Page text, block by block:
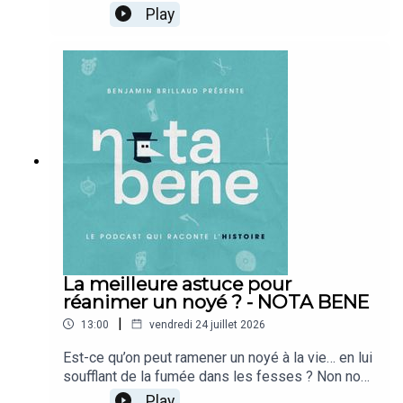
WORLD Radio, “Kim Bu-sik, auteur du « Samguk
Les Coréens dans l'histoire, KBSworld, 4 août
2011.- Choe Yeonshik (aut.), Yannick Bruneton
(trad.), Samguk yusa (三國遺事) : Histoires
oubliées des Trois Royaumes, Presses de
l’Inalco, 2020.- Maria Anna Dudek, “Au panthéon
folklorique coréen”, in : Planete-coree.com, 31
juillet 2022.- Hye-Gyeong Kim, “Voyage dans
l’imaginaire coréen. Légendes, mythes et contes
de Corée”, in : Impressions d’Extrême-Orient [En
ligne], 02 février 2010.- P'Ansori (aut.), Yumi Han &
Hervé Péjaudier (trad.), Sugungga. Le dit du palais
sous les mers, Imago, 2012.- Julien Paolucci,
“Sugungga” in : Keulmadang, Revue de littérature
coréenne, 27 mai 2012.- KBS WORLD Radio, série
“Il était une fois” : Le roi aux oreilles d’âne, Le
le kaki séché, mai-juin 2022.- Chaîne NariNariTV,
“La princesse Pyeong-gang et le général On-Dal”,
“Le soleil et la lune”, 나리나리TV, octobre-
entre les cités d'Athènes et de Crète. Mais ses
conséquences tragiques résonnent davantage
Crète, Minos, fils du dieu soleil Hélios et de
Pasiphaé, veut asseoir sa victoire sur les
Athéniens en mettant en place un jeu sordide…
Bonne écoute !➤ Découvrez les puzzles Callisto
: https://callisto-editions.com/🖋 Écriture :
Camille et Calie Brillaud🎧 Mixage : Studio Pluriel
: https://www.studiopluriel.fr/
Play
La meilleure astuce pour
réanimer un noyé ? - NOTA BENE
13:00 | vendredi 24 juillet 2026
Est-ce qu’on peut ramener un noyé à la vie… en lui
soufflant de la fumée dans les fesses ? Non non,
ne riez pas : c’est vraiment le sujet du jour, et les